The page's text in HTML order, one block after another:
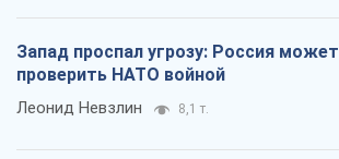
Запад проспал угрозу: Россия может
проверить НАТО войной
Леонид Невзлин 8,1 т.